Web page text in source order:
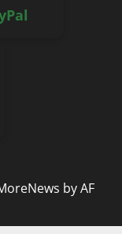
by AF